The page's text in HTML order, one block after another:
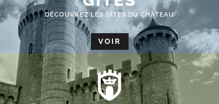
DÉCOUVREZ LES GÎTES DU CHÂTEAU
VOIR